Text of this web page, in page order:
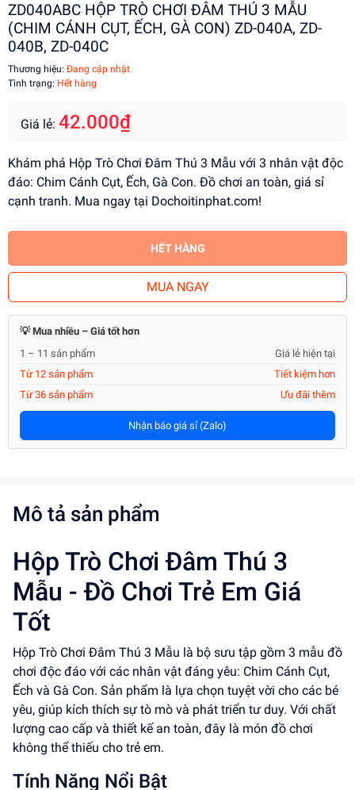
ZD040ABC HỘP TRÒ CHƠI ĐÂM THÚ 3 MẪU
(CHIM CÁNH CỤT, ẾCH, GÀ CON) ZD-040A, ZD-
040B, ZD-040C
Thương hiệu: Đang cập nhật
Tình trạng: Hết hàng
Giá lẻ: 42.000₫
Khám phá Hộp Trò Chơi Đâm Thú 3 Mẫu với 3 nhân vật độc
đáo: Chim Cánh Cụt, Ếch, Gà Con. Đồ chơi an toàn, giá sỉ
cạnh tranh. Mua ngay tại Dochoitinphat.com!
HẾT HÀNG
MUA NGAY
💡 Mua nhiều – Giá tốt hơn
1 – 11 sản phẩm
Giá lẻ hiện tại
Từ 12 sản phẩm
Tiết kiệm hơn
Từ 36 sản phẩm
Ưu đãi thêm
Nhận báo giá sỉ (Zalo)
Mô tả sản phẩm
Hộp Trò Chơi Đâm Thú 3
Mẫu - Đồ Chơi Trẻ Em Giá
Tốt
Hộp Trò Chơi Đâm Thú 3 Mẫu là bộ sưu tập gồm 3 mẫu đồ
chơi độc đáo với các nhân vật đáng yêu: Chim Cánh Cụt,
Ếch và Gà Con. Sản phẩm là lựa chọn tuyệt vời cho các bé
yêu, giúp kích thích sự tò mò và phát triển tư duy. Với chất
lượng cao cấp và thiết kế an toàn, đây là món đồ chơi
không thể thiếu cho trẻ em.
Tính Năng Nổi Bật